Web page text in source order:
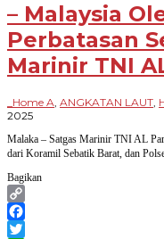
– Malaysia
Perbatasan
Marinir TNI
_Home A, ANGKATAN LAUT,
2025oleh
Bangsa
Malaka – Satgas Marinir TNI AL
dari Koramil Sebatik Barat, dan
Bagikan
Copy
Link
Facebook